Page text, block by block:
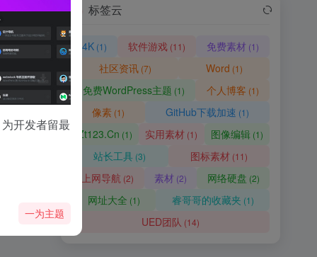
像素君直接让你制作属于你自己的像素头像，简单操作，独特风格。
标签云
4K (1) 软件游戏 (11) 免费素材 (1)
社区资讯(7) Word (1)
免费WordPress主题 (1) 个人博客 (1)
像素 (1) GitHub下载加速 (1)
Zt123.Cn (1) 实用素材 (1) 图像编辑 (1)
站长工具 (3) 图标素材(11)
上网导航 (2) 素材 (2) 网络硬盘 (2)
网址大全 (1) 睿哥哥的收藏夹 (1)
UED团队 (14)
开发者留最
一为主题